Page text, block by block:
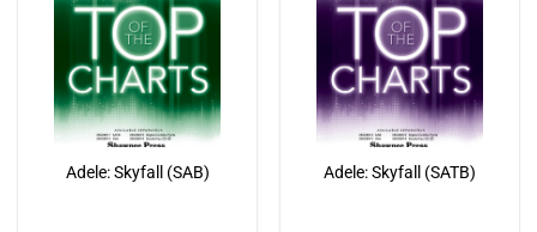
Adele: Skyfall (SAB) Adele: Skyfall (SATB)